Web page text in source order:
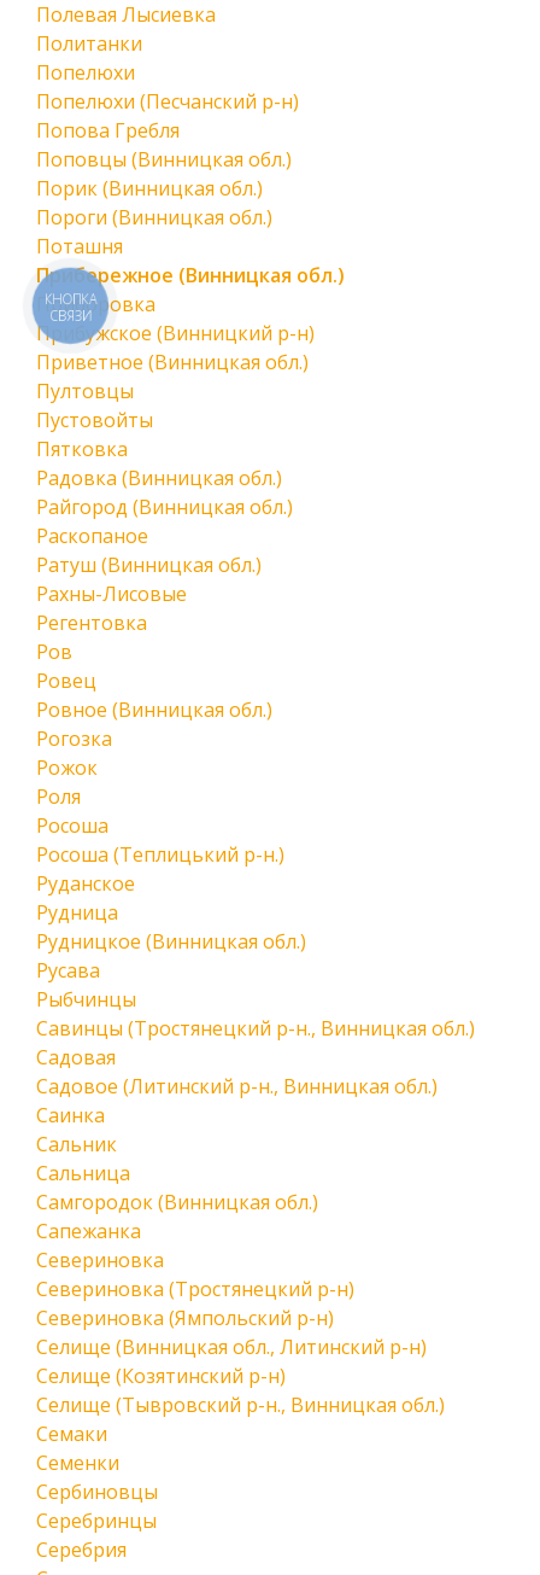
Полевая Лысиевка
Политанки
Попелюхи
Попелюхи (Песчанский р-н)
Попова Гребля
Поповцы (Винницкая обл.)
Порик (Винницкая обл.)
Пороги (Винницкая обл.)
Поташня
Прибережное (Винницкая обл.)
Приборовка
Прибужское (Винницкий р-н)
Приветное (Винницкая обл.)
Пултовцы
Пустовойты
Пятковка
Радовка (Винницкая обл.)
Райгород (Винницкая обл.)
Раскопаное
Ратуш (Винницкая обл.)
Рахны-Лисовые
Регентовка
Ров
Ровец
Ровное (Винницкая обл.)
Рогозка
Рожок
Роля
Росоша
Росоша (Теплицький р-н.)
Руданское
Рудница
Рудницкое (Винницкая обл.)
Русава
Рыбчинцы
Савинцы (Тростянецкий р-н., Винницкая обл.)
Садовая
Садовое (Литинский р-н., Винницкая обл.)
Саинка
Сальник
Сальница
Самгородок (Винницкая обл.)
Сапежанка
Севериновка
Севериновка (Тростянецкий р-н)
Севериновка (Ямпольский р-н)
Селище (Винницкая обл., Литинский р-н)
Селище (Козятинский р-н)
Селище (Тывровский р-н., Винницкая обл.)
Семаки
Семенки
Сербиновцы
Серебринцы
Серебрия
КНОПКА
СВЯЗИ